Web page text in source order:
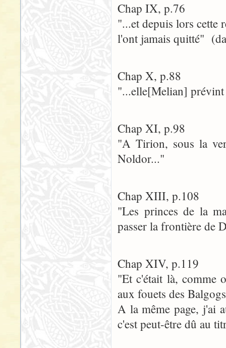
Chap IX, p.76
"...et depuis lors cette
l'ont jamais quitté"
Chap X, p.88
"...elle[Melian] prévint
Chap XI, p.98
"A Tirion, sous la
Noldor..."
Chap XIII, p.108
"Les princes de la
passer la frontière de
Chap XIV, p.119
"Et c'était là, comme
aux fouets des
A la même page, j'ai
c'est peut-être dû au